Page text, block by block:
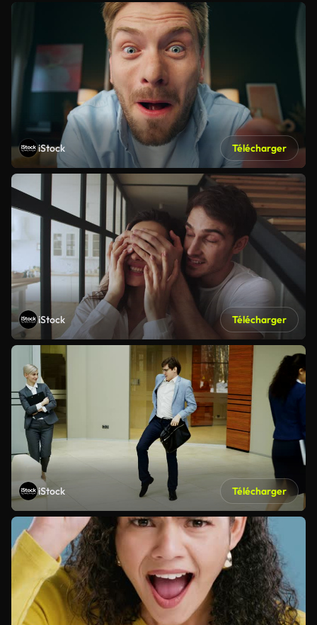
iStock Télécharger
iStock Télécharger
iStock Télécharger